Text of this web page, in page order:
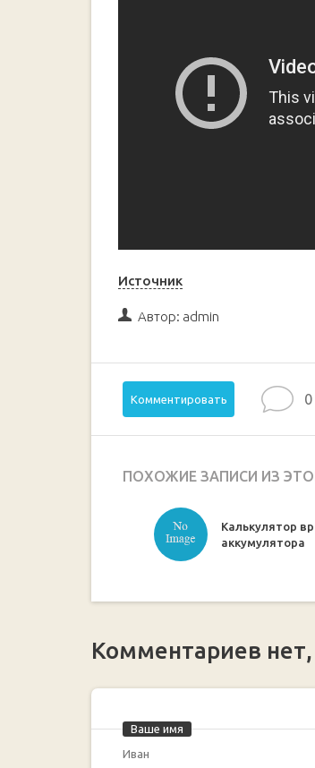
Источник
Автор: admin
Комментировать 0
ПОХОЖИЕ ЗАПИСИ ИЗ
Калькулятор
аккумулятора
Комментариев
Ваше имя